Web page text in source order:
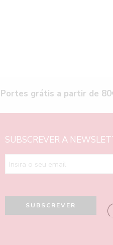
Portes grátis a partir de
SUBSCREVER A